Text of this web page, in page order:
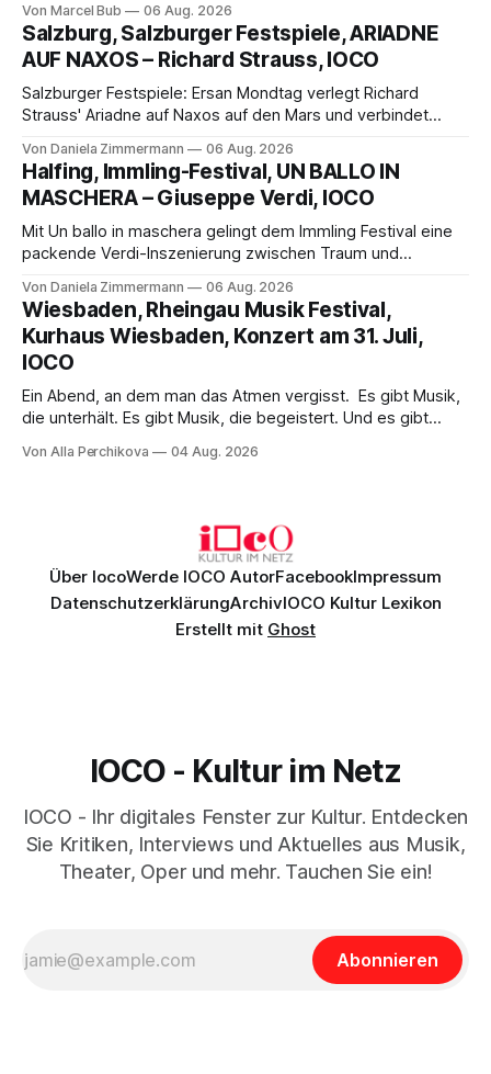
eine bildgewaltige Inszenierung, Maxime Pascal entfaltet
die komplexe Partitur eindrucksvoll, Philippe Sly berührt als
Franziskus.
Von Marcel Bub 06 Aug. 2026
Salzburg, Salzburger Festspiele, ARIADNE
AUF NAXOS – Richard Strauss, IOCO
Salzburger Festspiele: Ersan Mondtag verlegt Richard
Strauss' Ariadne auf Naxos auf den Mars und verbindet
Aufführung mit starken Solisten und den Wiener
Philharmonikern, szenisch bleibt der zweite Akt jedoch
hinter den Erwartungen zurück.
Von Daniela Zimmermann 06 Aug. 2026
Halfing, Immling-Festival, UN BALLO IN
MASCHERA – Giuseppe Verdi, IOCO
Mit Un ballo in maschera gelingt dem Immling Festival eine
packende Verdi-Inszenierung zwischen Traum und
psychologische Tiefe mit starken Bildern, getragen von
einem spielfreudigen Ensemble und einer musikalisch
überzeugenden Gesamtleistung.
Von Daniela Zimmermann 06 Aug. 2026
Wiesbaden, Rheingau Musik Festival,
Kurhaus Wiesbaden, Konzert am 31. Juli,
IOCO
Ein Abend, an dem man das Atmen vergisst. Es gibt Musik,
die unterhält. Es gibt Musik, die begeistert. Und es gibt
Genau so war der Abend im Kurhaus Wiesbaden, an dem
Von Alla Perchikova 04 Aug. 2026
Über IocoWerde IOCO AutorFacebookImpressum
DatenschutzerklärungArchivIOCO Kultur Lexikon
Erstellt mit Ghost
IOCO - Kultur im Netz
IOCO - Ihr digitales Fenster zur Kultur. Entdecken
Sie Kritiken, Interviews und Aktuelles aus Musik,
Theater, Oper und mehr. Tauchen Sie ein!
Abonnieren